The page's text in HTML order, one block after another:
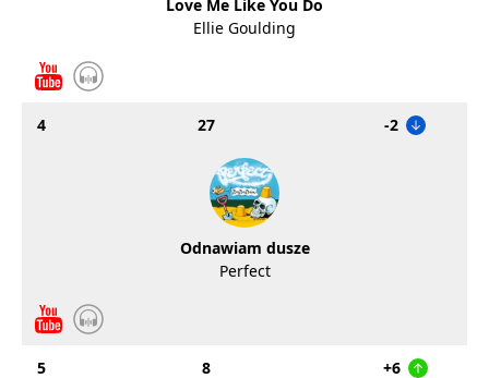
Love Me Like You Do
Ellie Goulding
4 27 -2
Odnawiam dusze
Perfect
5 8 +6